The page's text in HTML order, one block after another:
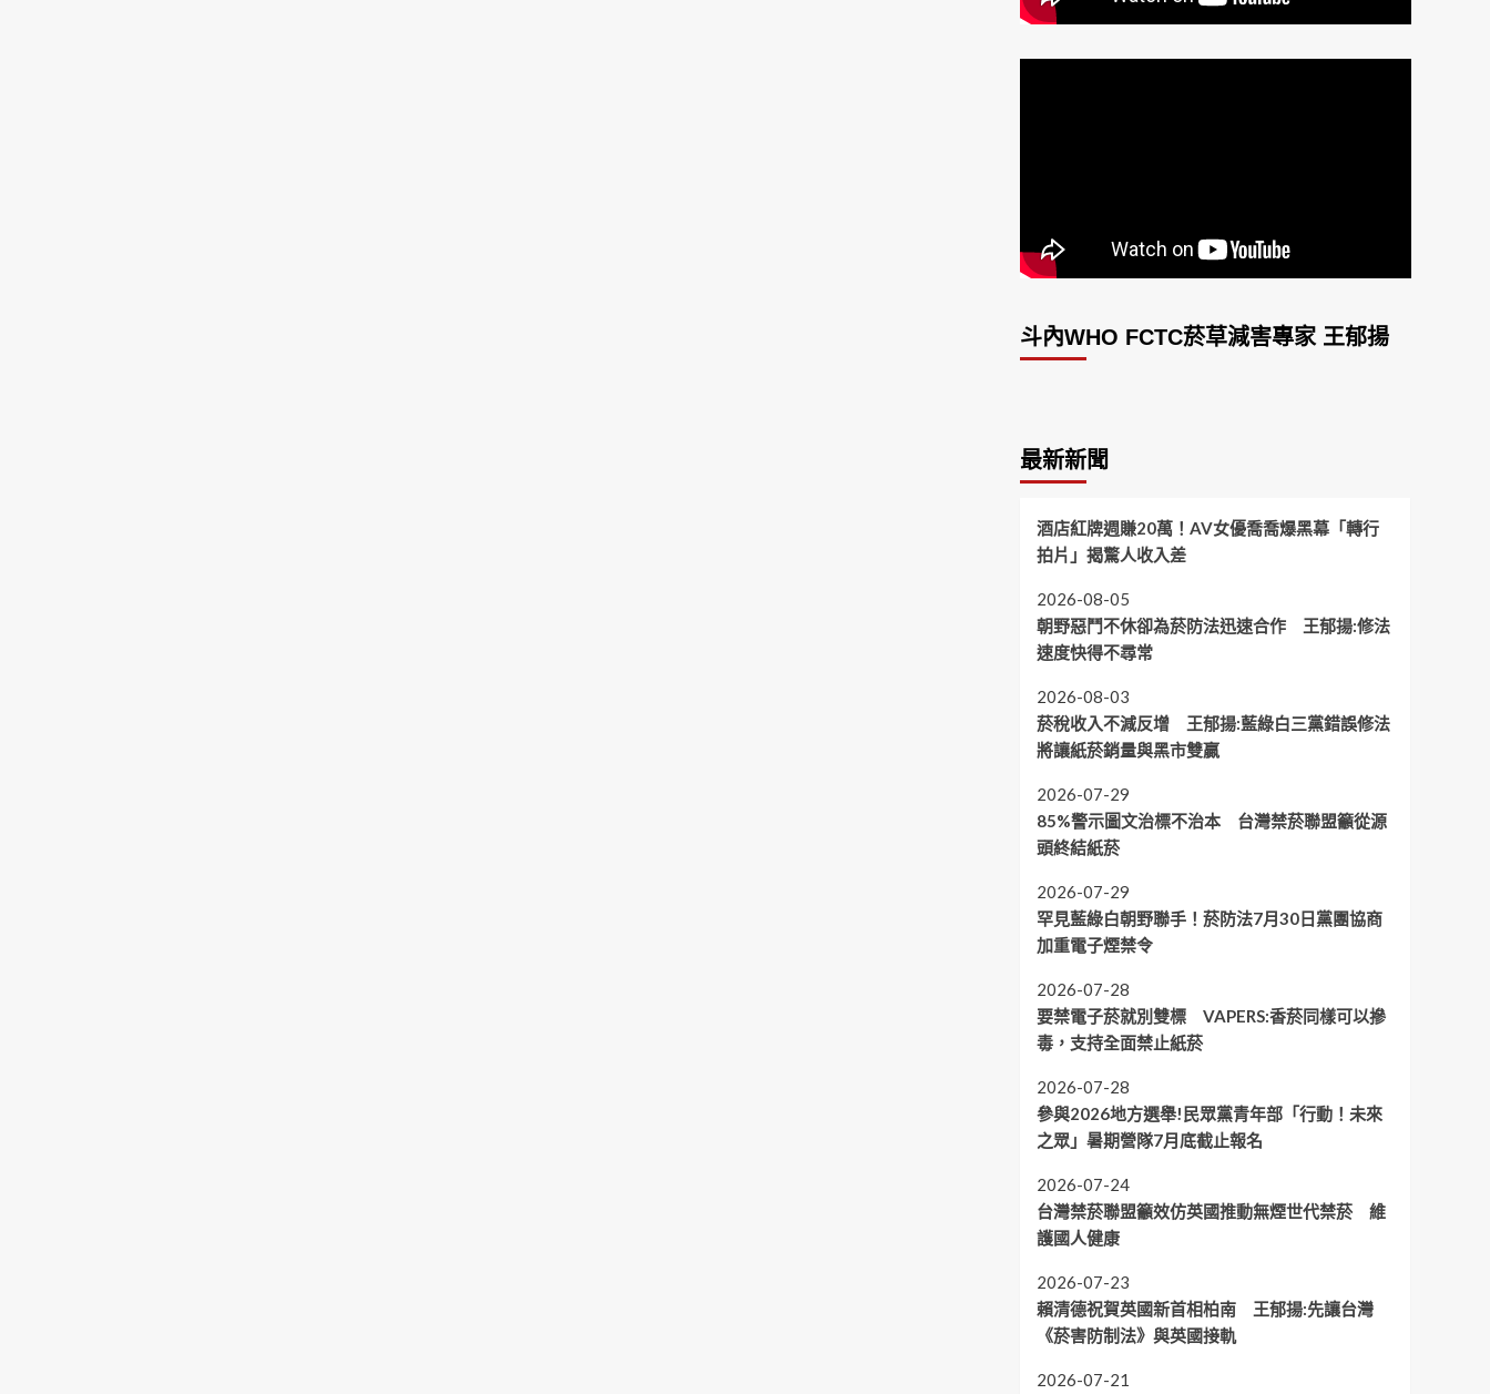
斗內WHO FCTC菸草減害專家 王郁揚
最新新聞
酒店紅牌週賺20萬！AV女優喬喬爆黑幕「轉行
拍片」揭驚人收入差
2026-08-05
朝野惡鬥不休卻為菸防法迅速合作 王郁揚:修法
速度快得不尋常
2026-08-03
菸稅收入不減反增 王郁揚:藍綠白三黨錯誤修法
將讓紙菸銷量與黑市雙贏
2026-07-29
85%警示圖文治標不治本 台灣禁菸聯盟籲從源
頭終結紙菸
2026-07-29
罕見藍綠白朝野聯手！菸防法7月30日黨團協商
加重電子煙禁令
2026-07-28
要禁電子菸就別雙標 VAPERS:香菸同樣可以摻
毒，支持全面禁止紙菸
2026-07-28
參與2026地方選舉!民眾黨青年部「行動！未來
之眾」暑期營隊7月底截止報名
2026-07-24
台灣禁菸聯盟籲效仿英國推動無煙世代禁菸 維
護國人健康
2026-07-23
賴清德祝賀英國新首相柏南 王郁揚:先讓台灣
《菸害防制法》與英國接軌
2026-07-21